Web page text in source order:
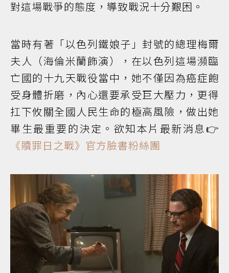
對這場戰爭的態度，導致戰況十分艱困。
當時有著「以色列鐵娘子」封號的總理梅爾
夫人（海倫米蘭飾演），在以色列這場瀕臨
亡國的十九天戰役當中，她不僅因為癌症飽
受身體折磨，內心還要承受巨大壓力，更得
扛下攸關全國人民生命的極高風險，做出她
畢生最重要的決定。欲知本片最新消息👉
《贖罪日之戰》官方臉書粉絲團